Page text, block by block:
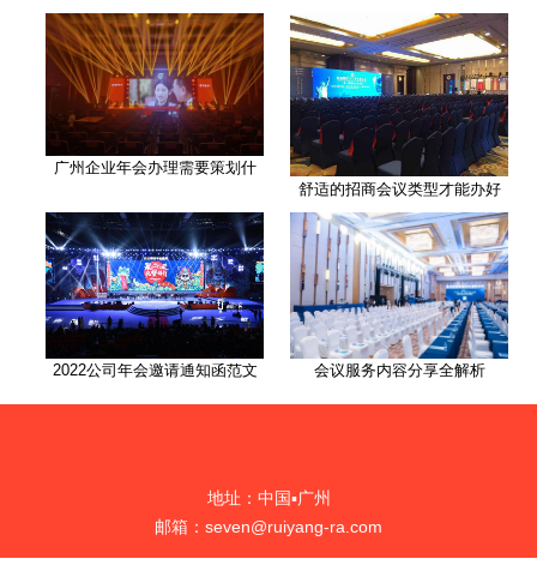
广州企业年会办理需要策划什
舒适的招商会议类型才能办好
2022公司年会邀请通知函范文 会议服务内容分享全解析
地址：中国▪广州
邮箱：seven@ruiyang-ra.com